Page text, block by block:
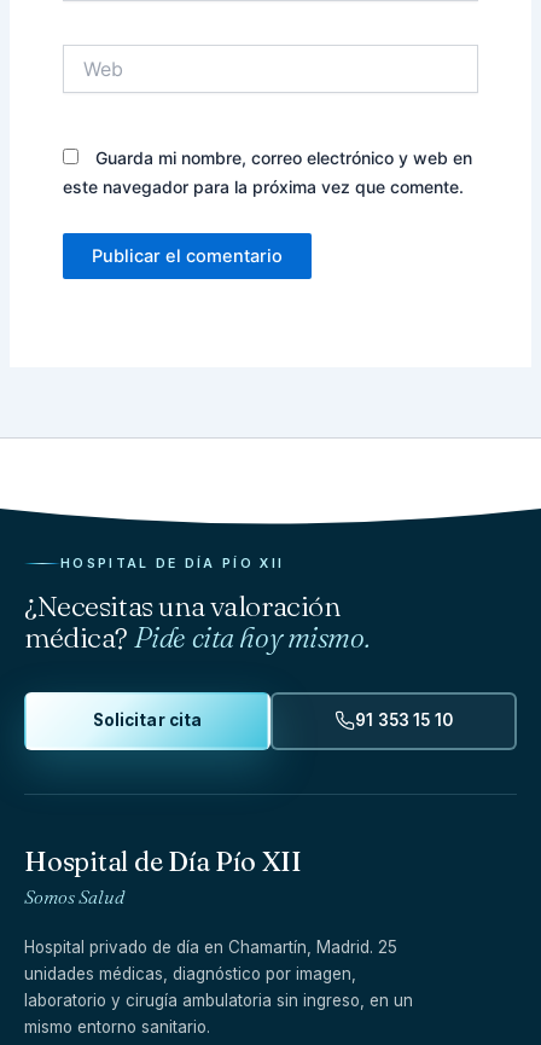
Guarda mi nombre, correo electrónico y web en
este navegador para la próxima vez que comente.
HOSPITAL DE DÍA PÍO XII
¿Necesitas una valoración
médica? Pide cita hoy mismo.
Solicitar cita 91 353 15 10
Hospital de Día Pío XII
Somos Salud
Hospital privado de día en Chamartín, Madrid. 25
unidades médicas, diagnóstico por imagen,
laboratorio y cirugía ambulatoria sin ingreso, en un
mismo entorno sanitario.